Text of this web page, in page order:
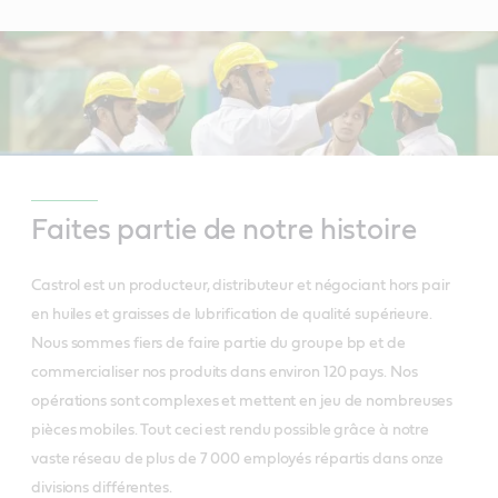
Faites partie de notre histoire
Castrol est un producteur, distributeur et négociant hors pair
en huiles et graisses de lubrification de qualité supérieure.
Nous sommes fiers de faire partie du groupe bp et de
commercialiser nos produits dans environ 120 pays. Nos
opérations sont complexes et mettent en jeu de nombreuses
pièces mobiles. Tout ceci est rendu possible grâce à notre
vaste réseau de plus de 7 000 employés répartis dans onze
divisions différentes.